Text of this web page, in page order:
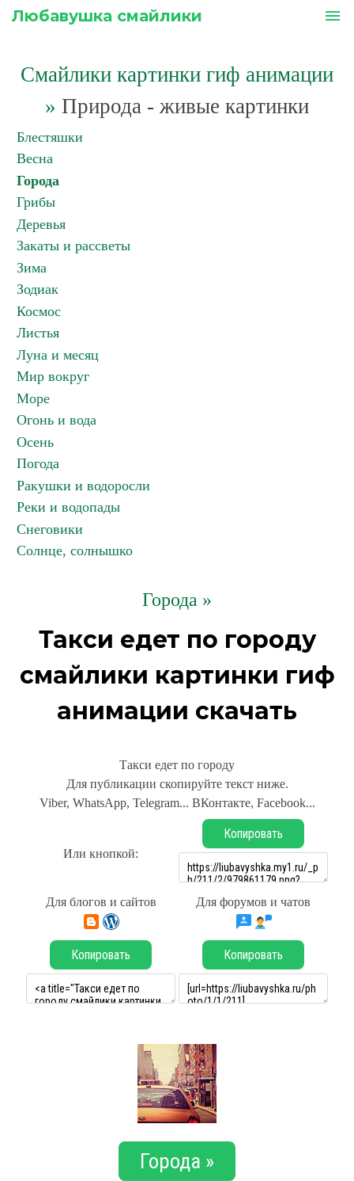
Любавушка смайлики menu
Смайлики картинки гиф анимации
» Природа - живые картинки
Блестяшки
Весна
Города
Грибы
Деревья
Закаты и рассветы
Зима
Зодиак
Космос
Листья
Луна и месяц
Мир вокруг
Море
Огонь и вода
Осень
Погода
Ракушки и водоросли
Реки и водопады
Снеговики
Солнце, солнышко
Города »
Такси едет по городу
смайлики картинки гиф
анимации скачать
Такси едет по городу
Для публикации скопируйте текст ниже.
Viber, WhatsApp, Telegram... ВКонтакте, Facebook...
Или кнопкой:
Копировать
Для блогов и сайтов Для форумов и чатов
Копировать Копировать
Города »